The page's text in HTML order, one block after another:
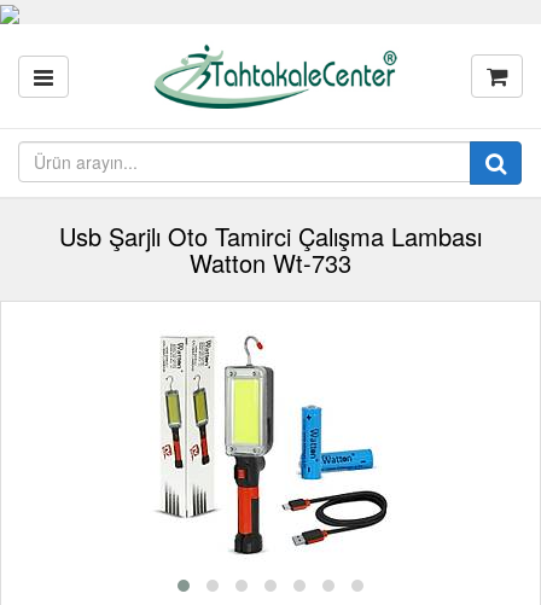
Usb Şarjlı Oto Tamirci Çalışma Lambası
Watton Wt-733